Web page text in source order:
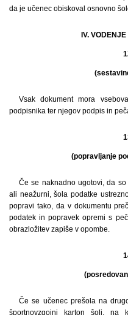
da je učenec obiskoval osnovno
IV.
Vsak dokument mora
podpisnika ter njegov podpis in
(popravljanje
Če se naknadno ugotovi, da
ali neažurni, šola podatke
popravi tako, da v dokumentu
podatek in popravek opremi s
obrazložitev zapiše v opombe.
Če se učenec prešola na
športnovzgojni karton šoli, na